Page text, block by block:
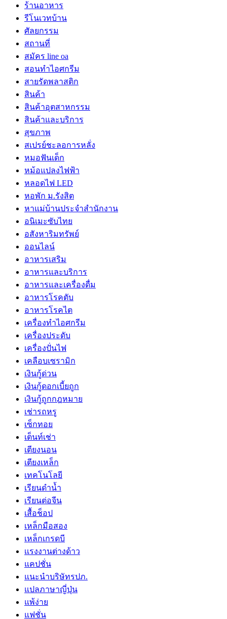
ร้านอาหาร
รีโนเวทบ้าน
ศัลยกรรม
สถานที่
สมัคร line oa
สอนทำไอศกรีม
สายรัดพลาสติก
สินค้า
สินค้าอุตสาหกรรม
สินค้าและบริการ
สุขภาพ
สเปรย์ชะลอการหลั่ง
หมอฟันเด็ก
หม้อแปลงไฟฟ้า
หลอดไฟ LED
หอพัก ม.รังสิต
หาแม่บ้านประจำสำนักงาน
อนิเมะซับไทย
อสังหาริมทรัพย์
ออนไลน์
อาหารเสริม
อาหารและบริการ
อาหารและเครื่องดื่ม
อาหารโรคตับ
อาหารโรคไต
เครื่องทำไอศกรีม
เครื่องประดับ
เครื่องปั่นไฟ
เคลือบเซรามิก
เงินกู้ด่วน
เงินกู้ดอกเบี้ยถูก
เงินกู้ถูกกฎหมาย
เช่ารถหรู
เซ็กทอย
เต็นท์เช่า
เตียงนอน
เตียงเหล็ก
เทคโนโลยี
เรียนดำน้ำ
เรียนต่อจีน
เสื้อช็อป
เหล็กมือสอง
เหล็กเกรดบี
เเรงงานต่างด้าว
แคปชั่น
แนะนำบริษัทรปภ.
แปลภาษาญี่ปุ่น
แพ้ง่าย
แฟชั่น